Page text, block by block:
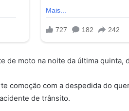
de moto na noite da última quinta,
comoção com a despedida do
de trânsito.